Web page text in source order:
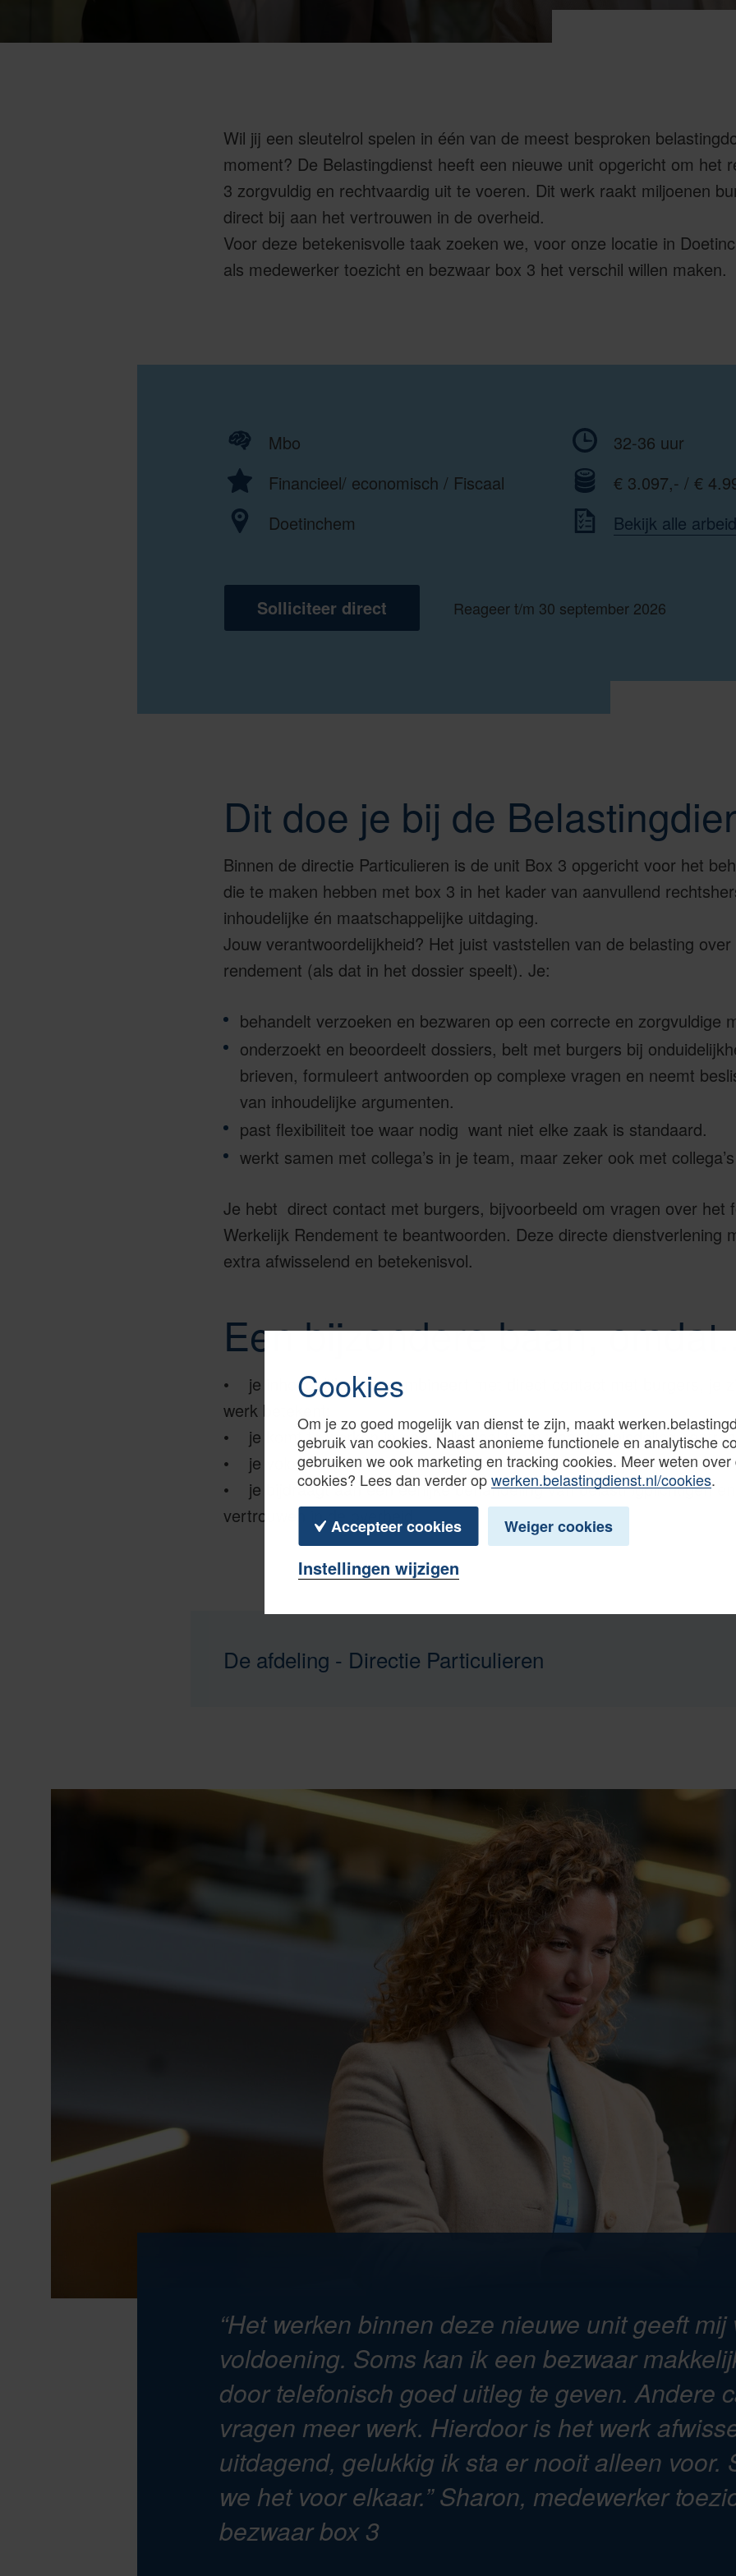
Cookies
Om je zo goed mogelijk van dienst te zijn, maakt
gebruik van cookies. Naast anonieme functionele en analytische
gebruiken we ook marketing en tracking cookies. Meer weten over
cookies? Lees dan verder opwerken.belastingdienst.nl/cookies.
Accepteer cookies Weiger cookies
Instellingen wijzigen
Wil jij een sleutelrol spelen in één van de meest besproken
moment? De Belastingdienst heeft een nieuwe unit opgericht om het
3 zorgvuldig en rechtvaardig uit te voeren. Dit werk raakt miljoenen
direct bij aan het vertrouwen in de overheid.
Voor deze betekenisvolle taak zoeken we, voor onze locatie in
als medewerker toezicht en bezwaar box 3 het verschil willen maken.
Mbo
32-36 uur
Financieel/ economisch / Fiscaal
€ 3.097,- / €
Doetinchem
Bekijk alle
Solliciteer direct Reageer t/m 30 september 2026
Dit doe je bij de
Binnen de directie Particulieren is de unit Box 3 opgericht voor het
die te maken hebben met box 3 in het kader van aanvullend
inhoudelijke én maatschappelijke uitdaging.
Jouw verantwoordelijkheid? Het juist vaststellen van de belasting
rendement (als dat in het dossier speelt). Je:
behandelt verzoeken en bezwaren op een correcte en zorgvuldige
onderzoekt en beoordeelt dossiers, belt met burgers bij
brieven, formuleert antwoorden op complexe vragen en neemt
van inhoudelijke argumenten.
past flexibiliteit toe waar nodig want niet elke zaak is standaard.
werkt samen met collega’s in je team, maar zeker ook met
Je hebt direct contact met burgers, bijvoorbeeld om vragen over het
Werkelijk Rendement te beantwoorden. Deze directe dienstverlening
extra afwisselend en betekenisvol.
Een bijzondere baan,
• je inhoudelijk werk combineert met direct contact met burgers, je
werk betekent;
• je komt te werken in een collegiaal team waar kennisdeling
• je volop mogelijkheden krijgt voor professionele en persoonlijke
• je bijdraagt aan een eerlijke behandeling van belastingplichtigen en
vertrouwen in de overheid.
De afdeling - Directie Particulieren
inkomensheffing-niet winst en de schenk- en erfbelasting. De fiscale
toezicht, bezwaar en beroep én de directie behandelt de klachten voor
Particulieren, Grote Ondernemingen, Midden- en Kleinbedrijf, Centrale
Processen en KIantinteractie & -services. De directie Particulieren
Belastingdienst Caribisch Nederland (BCN) aan.
“Het werken binnen deze nieuwe unit geeft mij
voldoening. Soms kan ik een bezwaar
door telefonisch goed uitleg te geven. Andere
vragen meer werk. Hierdoor is het werk
uitdagend, gelukkig ik sta er nooit alleen voor.
we het voor elkaar.”Sharon, medewerker
bezwaar box 3